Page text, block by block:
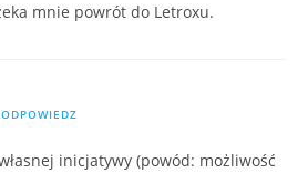
mnie powrót do Letroxu.
ODPOWIEDZ
inicjatywy (powód: możliwość